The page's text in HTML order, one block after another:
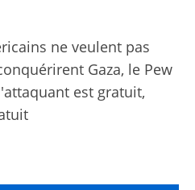
ne veulent pas
Gaza, le Pew
est gratuit,